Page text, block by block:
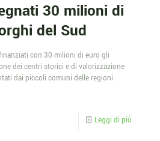
30 milioni di
del Sud
con 30 milioni di euro gli
dei centri storici e di valorizzazione
dai piccoli comuni delle regioni
Leggi di più